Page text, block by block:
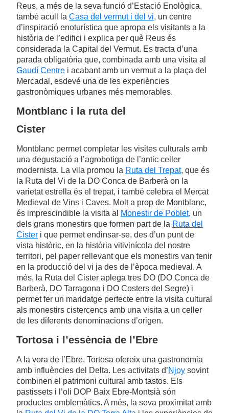
Reus, a més de la seva funció d’Estació Enològica,
també acull la Casa del vermut i del vi, un centre
d’inspiració enoturística que apropa els visitants a la
història de l’edifici i explica per què Reus és
considerada la Capital del Vermut. Es tracta d’una
parada obligatòria que, combinada amb una visita al
Gaudí Centre i acabant amb un vermut a la plaça del
Mercadal, esdevé una de les experiències
gastronòmiques urbanes més memorables.
Montblanc i la ruta del
Cister
Montblanc permet completar les visites culturals amb
una degustació a l’agrobotiga de l’antic celler
modernista. La vila promou la Ruta del Trepat, que és
la Ruta del Vi de la DO Conca de Barberà on la
varietat estrella és el trepat, i també celebra el Mercat
Medieval de Vins i Caves. Molt a prop de Montblanc,
és imprescindible la visita al
Monestir de Poblet, un
dels grans monestirs que formen part de la Ruta del
Cister i que permet endinsar-se, des d’un punt de
vista històric, en la història vitivinícola del nostre
territori, pel paper rellevant que els monestirs van tenir
en la producció del vi ja des de l’època medieval. A
més, la Ruta del Cister aplega tres DO (DO Conca de
Barberà, DO Tarragona i DO Costers del Segre) i
permet fer un maridatge perfecte entre la visita cultural
als monestirs cistercencs amb una visita a un celler
de les diferents denominacions d’origen.
Tortosa i l’essència de l’Ebre
A la vora de l’Ebre, Tortosa ofereix una gastronomia
amb influències del Delta. Les activitats d’Njoy sovint
combinen el patrimoni cultural amb tastos. Els
pastissets i l’oli DOP Baix Ebre-Montsià són
productes emblemàtics. A més, la seva proximitat amb